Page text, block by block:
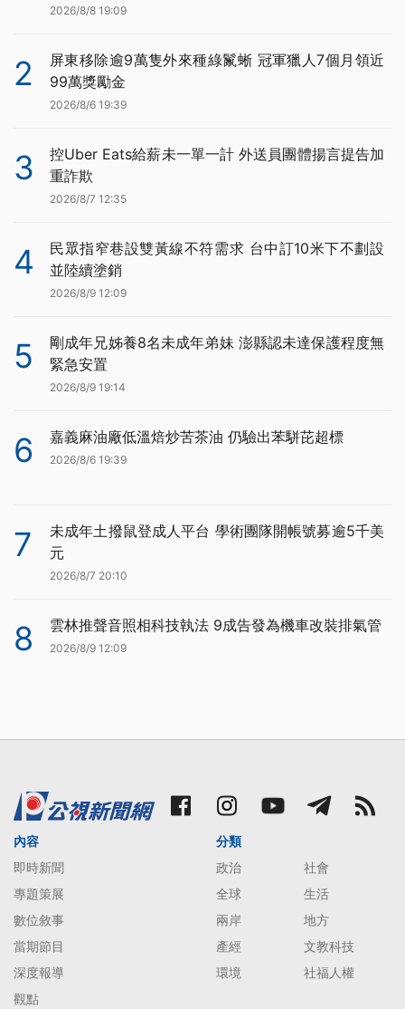
2026/8/8 19:09
2
屏東移除逾9萬隻外來種綠鬣蜥 冠軍獵人7個月領近
99萬獎勵金
2026/8/6 19:39
3
控Uber Eats給薪未一單一計 外送員團體揚言提告加
重詐欺
2026/8/7 12:35
4
民眾指窄巷設雙黃線不符需求 台中訂10米下不劃設
並陸續塗銷
2026/8/9 12:09
5
剛成年兄姊養8名未成年弟妹 澎縣認未達保護程度無
緊急安置
2026/8/9 19:14
6 嘉義麻油廠低溫焙炒苦茶油 仍驗出苯駢芘超標
2026/8/6 19:39
7
未成年土撥鼠登成人平台 學術團隊開帳號募逾5千美
元
2026/8/7 20:10
8 雲林推聲音照相科技執法 9成告發為機車改裝排氣管
2026/8/9 12:09
內容
即時新聞
專題策展
數位敘事
當期節目
深度報導
觀點
分類
政治
社會
全球
生活
兩岸
地方
產經
文教科技
環境
社福人權